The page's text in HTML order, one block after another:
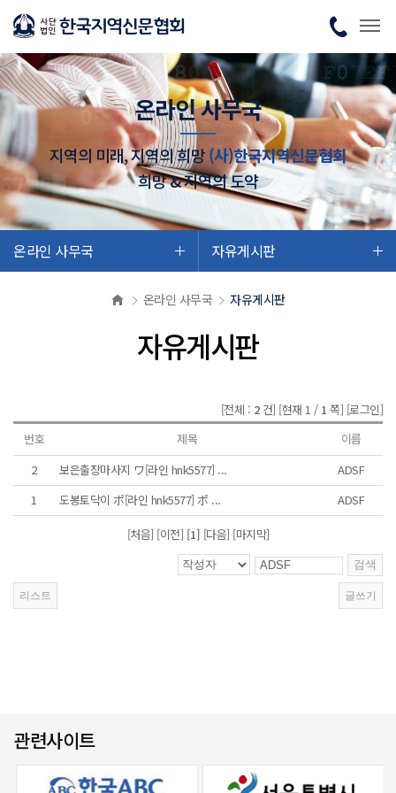
온라인 사무국
지역의 미래, 지역의 희망(사)한국지역신문협회
희망 & 지역의 도약
온라인 사무국 자유게시판
온라인 사무국 자유게시판
자유게시판
[전체 : 2건] [현재 1 / 1 쪽] [로그인]
번호
제목
이름
2
보은출장마사지 ワ[라인 hnk5577] ...
ADSF
1
도봉토닥이 ポ[라인 hnk5577] ポ ... ADSF
[처음] [이전] [1] [다음] [마지막]
관련사이트